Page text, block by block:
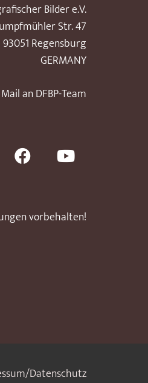
Bilder e.V.
Str. 47
93051 Regensburg
GERMANY
Mail an DFBP-Team
vorbehalten!
Datenschutz